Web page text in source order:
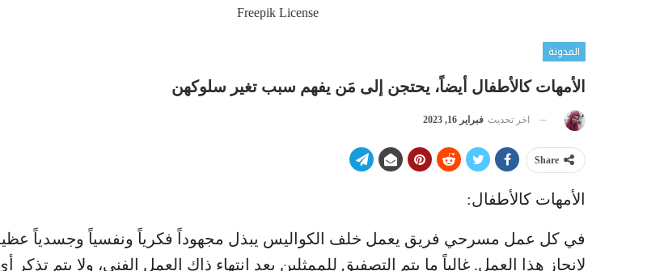
Freepik License
المدونة
الأمهات كالأطفال أيضاً، يحتجن إلى مَن يفهم سبب تغير سلوكهن
اخر تحديث فبراير 16, 2023
Share
الأمهات كالأطفال:
في كل عمل مسرحي فريق يعمل خلف الكواليس يبذل مجهوداً فكرياً ونفسياً وجسدياً
لإنجاز هذا العمل. غالباً ما يتم التصفيق للممثلين بعد انتهاء ذاك العمل الفني، ولا يتم تذكر